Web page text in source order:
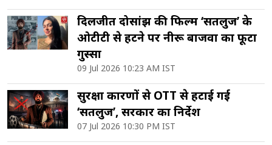
दिलजीत दोसांझ की फिल्म ‘सतलुज’ के
ओटीटी से हटने पर नीरू बाजवा का फूटा
गुस्सा
09 Jul 2026 10:23 AM IST
सुरक्षा कारणों से OTT से हटाई गई
‘सतलुज’, सरकार का निर्देश
07 Jul 2026 10:30 PM IST